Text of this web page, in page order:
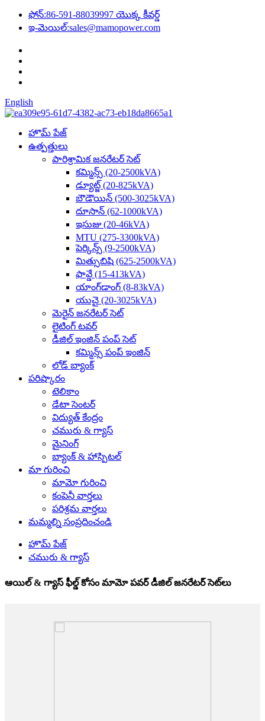
ఫోన్:86-591-88039997 యొక్క కీవర్డ్
ఇ-మెయిల్:sales@mamopower.com
English
హొమ్ పేజ్
ఉత్పత్తులు
పారిశ్రామిక జనరేటర్ సెట్
కమ్మిన్స్ (20-2500kVA)
డ్యూట్జ్ (20-825kVA)
బౌడౌయిన్ (500-3025kVA)
దూసాన్ (62-1000kVA)
ఇసుజు (20-46kVA)
MTU (275-3300kVA)
పెర్కిన్స్ (9-2500kVA)
మిత్సుబిషి (625-2500kVA)
ఫావ్డే (15-413kVA)
యాంగ్‌డాంగ్ (8-83kVA)
యుచై (20-3025kVA)
మెరైన్ జనరేటర్ సెట్
లైటింగ్ టవర్
డీజిల్ ఇంజిన్ పంప్ సెట్
కమ్మిన్స్ పంప్ ఇంజిన్
లోడ్ బ్యాంక్
పరిష్కారం
టెలికాం
డేటా సెంటర్
విద్యుత్ కేంద్రం
చమురు & గ్యాస్
మైనింగ్
బ్యాంక్ & హాస్పిటల్
మా గురించి
మామో గురించి
కంపెనీ వార్తలు
పరిశ్రమ వార్తలు
మమ్మల్ని సంప్రదించండి
హొమ్ పేజ్
చమురు & గ్యాస్
ఆయిల్ & గ్యాస్ ఫీల్డ్ కోసం మామో పవర్ డీజిల్ జనరేటర్ సెట్‌లు